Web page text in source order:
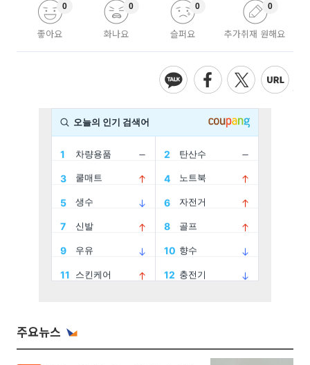
좋아요
0
화나요
0
슬퍼요
0
추가취재 원해요
0
주요뉴스